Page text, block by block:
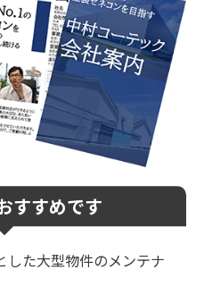
すすめです
した大型物件のメンテナ